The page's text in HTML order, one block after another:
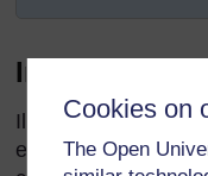
Cookies on
The Open
Introduction
Il est important
efficacement les